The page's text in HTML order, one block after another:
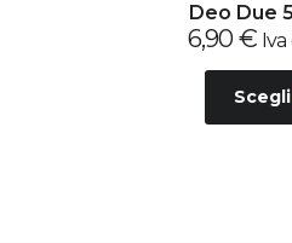
Deo Due
6,90 € Iva
Scegli